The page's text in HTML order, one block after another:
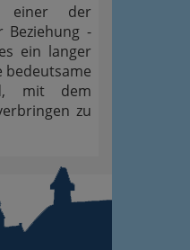
der
Beziehung -
ein langer
bedeutsame
mit dem
zu